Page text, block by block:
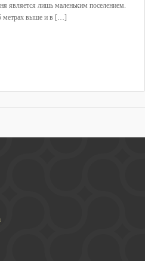
является лишь маленьким поселением.
метрах выше и в […]